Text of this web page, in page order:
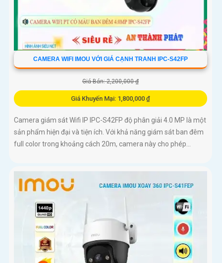
CAMERA WIFI IMOU VỚI GIÁ CẠNH TRANH IPC-S42FP
Giá Bán: 2,200,000 ₫
Giá Khuyến Mại: 1,800,000 ₫
Camera giám sát Wifi IP IPC-S42FP độ phân giải 4.0 MP là một
sản phẩm hiện đại và tiện ích. Với khả năng giám sát ban đêm
full color trong khoảng cách 20m, camera này cho phép...